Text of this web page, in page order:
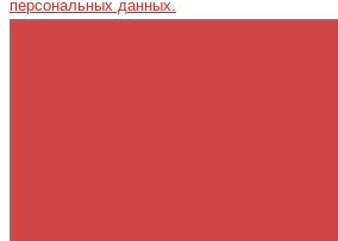
персональных данных.